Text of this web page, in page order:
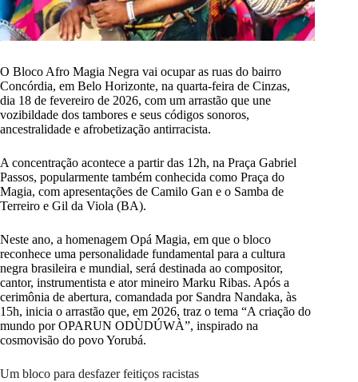
O Bloco Afro Magia Negra vai ocupar as ruas do bairro
Concórdia, em Belo Horizonte, na quarta-feira de Cinzas,
dia 18 de fevereiro de 2026, com um arrastão que une
vozibildade dos tambores e seus códigos sonoros,
ancestralidade e afrobetização antirracista.
A concentração acontece a partir das 12h, na Praça Gabriel
Passos, popularmente também conhecida como Praça do
Magia, com apresentações de Camilo Gan e o Samba de
Terreiro e Gil da Viola (BA).
Neste ano, a homenagem Opá Magia, em que o bloco
reconhece uma personalidade fundamental para a cultura
negra brasileira e mundial, será destinada ao compositor,
cantor, instrumentista e ator mineiro Marku Ribas. Após a
cerimônia de abertura, comandada por Sandra Nandaka, às
15h, inicia o arrastão que, em 2026, traz o tema “A criação do
mundo por OPARUN ODÙDÚWÀ”, inspirado na
cosmovisão do povo Yorubá.
Um bloco para desfazer feitiços racistas